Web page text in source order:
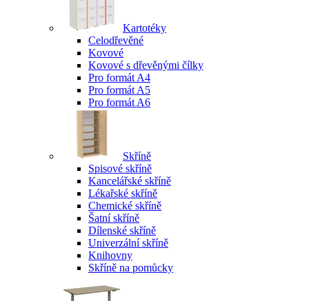
Kartotéky
Celodřevěné
Kovové
Kovové s dřevěnými čílky
Pro formát A4
Pro formát A5
Pro formát A6
Skříně
Spisové skříně
Kancelářské skříně
Lékařské skříně
Chemické skříně
Šatní skříně
Dílenské skříně
Univerzální skříně
Knihovny
Skříně na pomůcky